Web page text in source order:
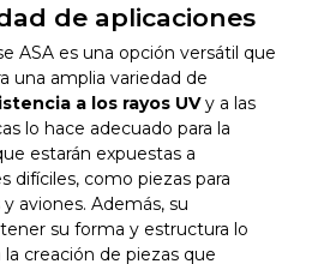
de aplicaciones
ASA es una opción versátil que
una amplia variedad de
a los rayos UVy a las
lo hace adecuado para la
estarán expuestas a
difíciles, como piezas para
aviones. Además, su
su forma y estructura lo
creación de piezas que